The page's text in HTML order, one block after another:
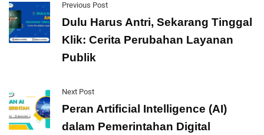
Previous Post
Dulu Harus Antri, Sekarang Tinggal
Klik: Cerita Perubahan Layanan
Publik
Next Post
Peran Artificial Intelligence (AI)
dalam Pemerintahan Digital